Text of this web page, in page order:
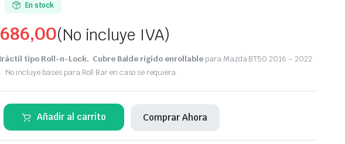
En stock
686,00(No incluye IVA)
tipo Roll-n-Lock. Cubre Balde rígido enrollablepara Mazda BT50 2016 – 2022.
No incluye bases para Roll Bar en caso se requiera.
Añadir al carrito Comprar Ahora